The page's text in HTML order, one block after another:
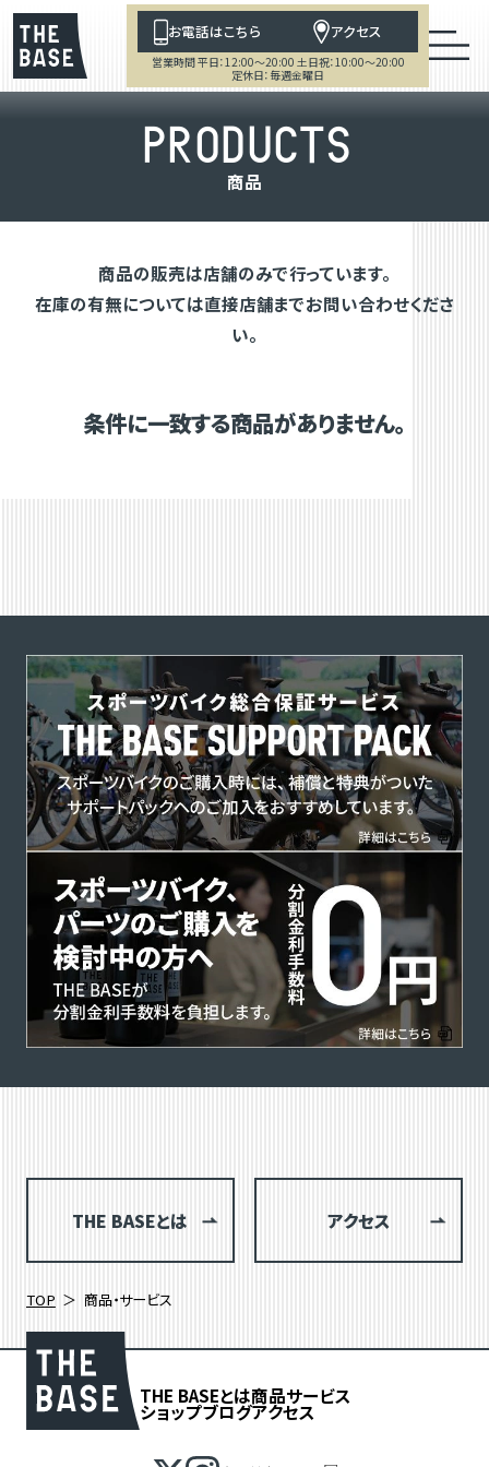
お電話はこちら アクセス
営業時間 平日：12:00～20:00 土日祝：10:00～20:00
定休日：毎週金曜日
PRODUCTS
商品
商品の販売は店舗のみで行っています。
在庫の有無については直接店舗までお問い合わせくださ
い。
条件に一致する商品がありません。
THE BASEとは アクセス
TOP 商品・サービス
THE BASEとは商品サービス
ショップブログアクセス